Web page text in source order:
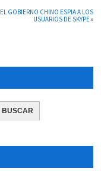
EL GOBIERNO CHINO ESPIA A LOS
USUARIOS DE SKYPE»